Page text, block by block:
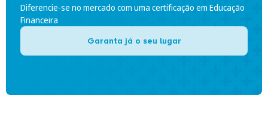
Diferencie-se no mercado com uma certificação em Educação
Financeira
Garanta já o seu lugar